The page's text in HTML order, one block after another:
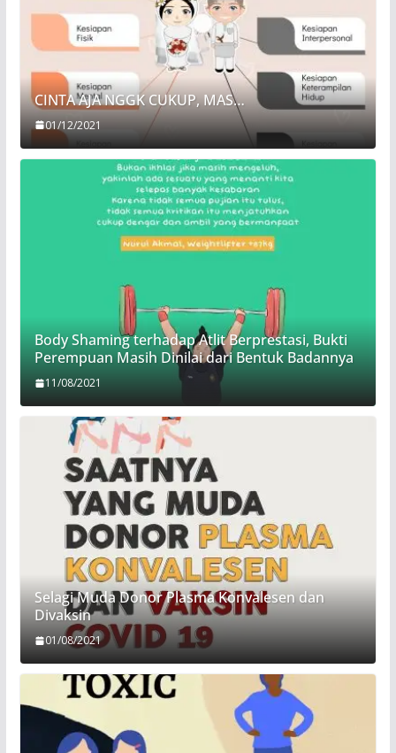
CINTA AJA NGGK CUKUP, MAS…
01/12/2021
Body Shaming terhadap Atlit Berprestasi, Bukti
Perempuan Masih Dinilai dari Bentuk Badannya
11/08/2021
Selagi Muda Donor Plasma Konvalesen dan
Divaksin
01/08/2021